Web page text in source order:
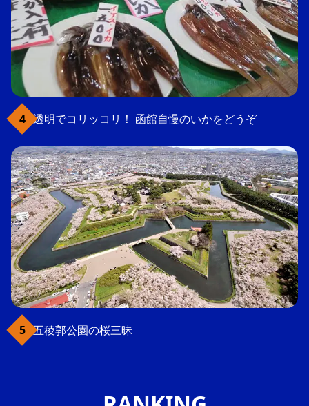
透明でコリッコリ！ 函館自慢のいかをどうぞ
五稜郭公園の桜三昧